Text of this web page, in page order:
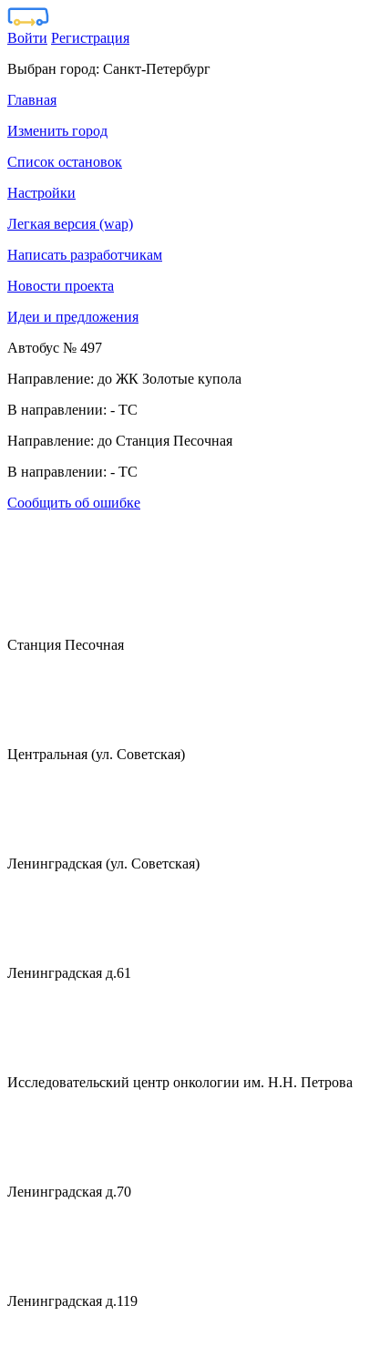
Войти Регистрация
Выбран город: Санкт-Петербург
Главная
Изменить город
Список остановок
Настройки
Легкая версия (wap)
Написать разработчикам
Новости проекта
Идеи и предложения
Автобус № 497
Направление: до ЖК Золотые купола
В направлении: - ТС
Направление: до Станция Песочная
В направлении: - ТС
Сообщить об ошибке
Станция Песочная
Центральная (ул. Советская)
Ленинградская (ул. Советская)
Ленинградская д.61
Исследовательский центр онкологии им. Н.Н. Петрова
Ленинградская д.70
Ленинградская д.119